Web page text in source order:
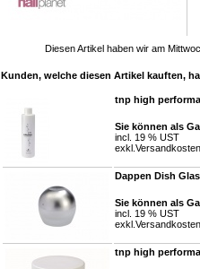
Diesen Artikel haben wir am
Kunden, welche diesen Artikel kauften,
tnp high
Sie können als
incl. 19 % UST
exkl. Versandkosten
Dappen Dish
Sie können als
incl. 19 % UST
exkl. Versandkosten
tnp high